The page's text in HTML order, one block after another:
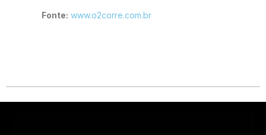
Fonte: www.o2corre.com.br